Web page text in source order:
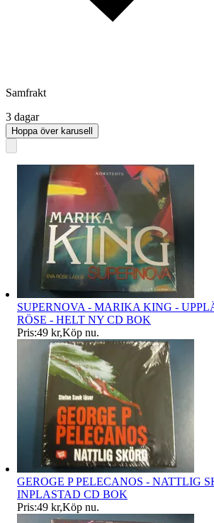
Samfrakt
3 dagar
Hoppa över karusell
SUPERNOVA - MARIKA KING -
RÖSE - HELT NY CD BOK
Pris:49 kr,Köp nu.
GEROGE P PELECANOS - NATTLIG
INPLASTAD CD BOK
Pris:49 kr,Köp nu.